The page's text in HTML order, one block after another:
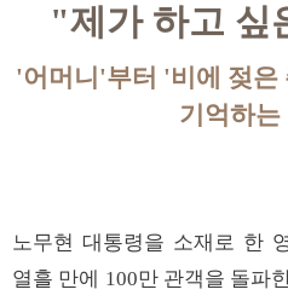
"제가 하고 싶
'어머니'부터 '비에 젖은
기억하는
노무현 대통령을 소재로 한
열흘 만에 100만 관객을 돌파